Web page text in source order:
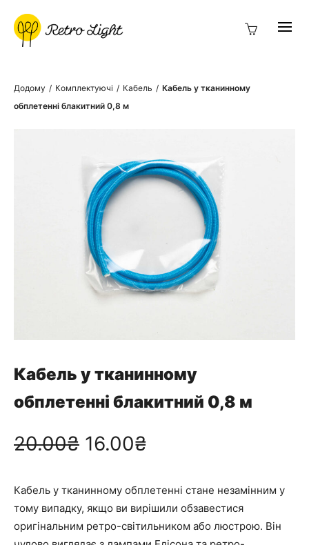
Додому / Комплектуючі / Кабель / Кабель у тканинному
обплетенні блакитний 0,8 м
Кабель у тканинному
обплетенні блакитний 0,8 м
20.00₴ О
и
16.00₴
т
Кабель у тканинному обплетенні стане незамінним у
тому випадку, якщо ви вирішили обзавестися
оригінальним ретро-світильником або люстрою. Він